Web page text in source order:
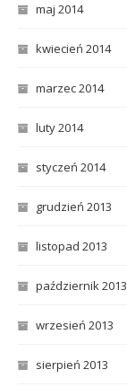
maj 2014
kwiecień 2014
marzec 2014
luty 2014
styczeń 2014
grudzień 2013
listopad 2013
październik 2013
wrzesień 2013
sierpień 2013